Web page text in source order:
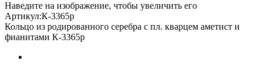
Наведите на изображение, чтобы увеличить его
Артикул:К-3365р
Кольцо из родированного серебра с пл. кварцем аметист и
фианитами К-3365р